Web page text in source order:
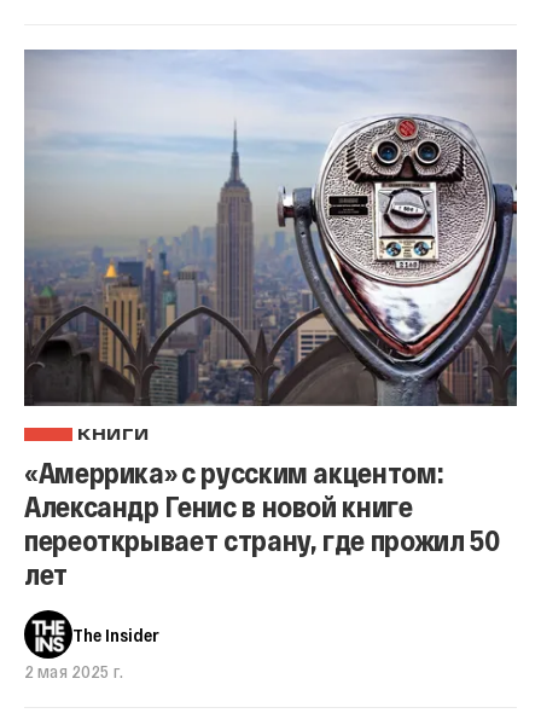
КНИГИ
«Амеррика» с русским акцентом:
Александр Генис в новой книге
переоткрывает страну, где прожил 50
лет
The Insider
2 мая 2025 г.